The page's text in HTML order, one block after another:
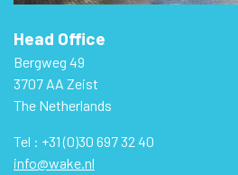
Head Office
Bergweg 49
3707 AA Zeist
The Netherlands
Tel : +31 (0)30 697 32 40
info@wake.nl